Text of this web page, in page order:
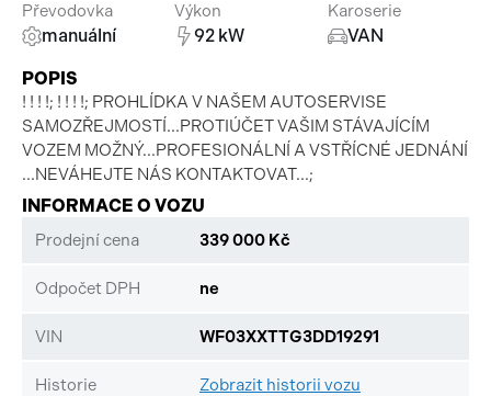
Převodovka
manuální
Výkon
92 kW
Karoserie
VAN
POPIS
! ! ! !; ! ! ! !; PROHLÍDKA V NAŠEM AUTOSERVISE
SAMOZŘEJMOSTÍ...PROTIÚČET VAŠIM STÁVAJÍCÍM
VOZEM MOŽNÝ...PROFESIONÁLNÍ A VSTŘÍCNÉ JEDNÁNÍ
...NEVÁHEJTE NÁS KONTAKTOVAT...;
INFORMACE O VOZU
Prodejní cena 339 000 Kč
Odpočet DPH ne
VIN WF03XXTTG3DD19291
Historie Zobrazit historii vozu